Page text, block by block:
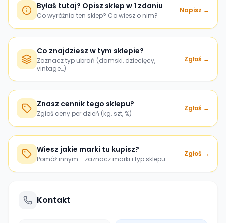
Byłaś tutaj? Opisz sklep w 1 zdaniu
Co wyróżnia ten sklep? Co wiesz o nim?
Napisz →
Co znajdziesz w tym sklepie?
Zaznacz typ ubrań (damski, dziecięcy,
vintage…)
Zgłoś →
Znasz cennik tego sklepu?
Zgłoś ceny per dzień (kg, szt, %)
Zgłoś →
Wiesz jakie marki tu kupisz?
Pomóż innym - zaznacz marki i typ sklepu
Zgłoś →
Kontakt